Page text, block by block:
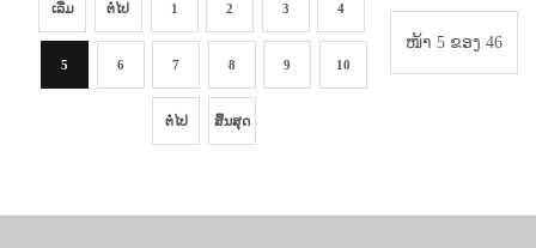
ໜ້າ 5 ຂອງ 46
ເລີ່ມ ຕໍ່ໄປ 1 2 3 4
5 6 7 8 9 10
ຕໍ່ໄປ ສິ້ນສຸດ